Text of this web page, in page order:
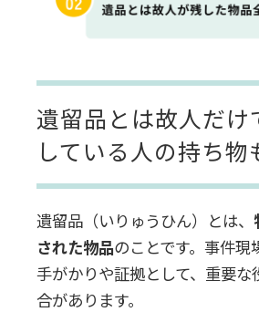
遺留品の処分は遺品整
効率的な整理が可能
買取サービスの利用
供養のサービスを提供
遺留品とは故人だけ
している人の持ち物
遺留品（いりゅうひん）とは、
された物品のことです。事件現
手がかりや証拠として、重要な
合があります。